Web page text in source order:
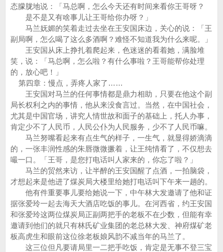
态朦胧地说：「马总啊，怎么今天还有时间来看你王哥呀？
是不是又有啥事儿让王哥给你办呀？」
马兰妩媚的笑着走过去坐在王安国床边，关心的说：「王
副局啊，怎么喝了这么多酒啊？难怪不知道我为什么来呢。」
王安国从床上挣扎着爬起来，色迷迷的看着她，满脸堆
笑，说：「马总啊，怎么啦？有什么事啦？王哥能帮你处理
的，放心吧！」
第四章：慢点，弄疼人家了……
王安国对马兰的任何事情都是鼎力相助，只要在他这个副
局长权利之内的事情，他从来没食言过。当然，在中国社会，
尤其是中国官场，讲究人情世故和面子的基础上，托人办事，
肯定少不了人民币，人民公仆为人民服务，少不了人民币嘛。
马兰努嘴看起来有点生气的样子，一生气，就显得娇滴滴
的，一张丰润性感的朱唇微微撅着，让王纯情看了，不仅想去
嘬一口。「王哥，是您打电话叫人家来的，你忘了啦？」
马兰的贸然来访，让半醉的王安国醒了点酒，一拍脑袋，
才想起来是他进了煤炭局大楼里给她打电话叫下午来一趟的。
他有件重要事儿要给她说一下，中午林大发邀请了他和证
据张爱玲一起去海天大酒店吃饭的事儿。在河西省，约王安国
和张爱玲这两位煤炭局正副两把手的老板不在少数，但能有幸
邀请到他们的就只有林氏矿业集团的老总林大发、神府煤矿老
板高虎生和眼前这位徐老板娘风韵不减当年的马兰了。
这三位但凡要请局里一二把手吃饭，肯定是无事不登三宝